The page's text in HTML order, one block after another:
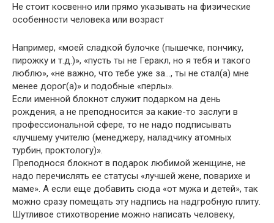
Не стоит косвенно или прямо указывать на физические
особенности человека или возраст
Например, «моей сладкой булочке (пышечке, пончику,
пирожку и т.д.)», «пусть ты не Геракл, но я тебя и такого
люблю», «не важно, что тебе уже за…, ты не стал(а) мне
менее дорог(а)» и подобные «перлы».
Если именной блокнот служит подарком на день
рождения, а не преподносится за какие-то заслуги в
профессиональной сфере, то не надо подписывать
«лучшему учителю (менеджеру, наладчику атомных
турбин, проктологу)».
Преподнося блокнот в подарок любимой женщине, не
надо перечислять ее статусы «лучшей жене, поварихе и
маме». А если еще добавить сюда «от мужа и детей», так
можно сразу помещать эту надпись на надгробную плиту.
Шутливое стихотворение можно написать человеку,